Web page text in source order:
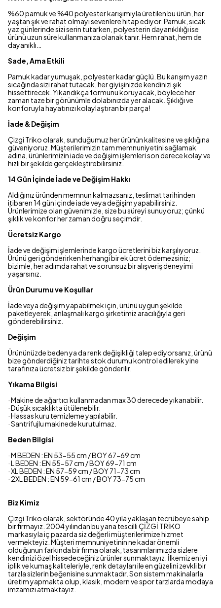
%60 pamuk ve %40 polyester karışımıyla üretilen bu ürün, her
yaştan şık ve rahat olmayı sevenlere hitap ediyor. Pamuk, sıcak
yaz günlerinde sizi serin tutarken, polyesterin dayanıklılığı ise
ürünü uzun süre kullanmanıza olanak tanır. Hem rahat, hem de
dayanıklı…
Sade, Ama Etkili
Pamuk kadar yumuşak, polyester kadar güçlü. Bu karışım yazın
sıcağında sizi rahat tutacak, her giyişinizde kendinizi şık
hissettirecek. Yıkandıkça formunu koruyacak, böylece her
zaman taze bir görünümle dolabınızda yer alacak. Şıklığı ve
konforuyla hayatınızı kolaylaştıran bir parça!
İade & Değişim
Çizgi Triko olarak, sunduğumuz her ürünün kalitesine ve şıklığına
güveniyoruz. Müşterilerimizin tam memnuniyetini sağlamak
adına, ürünlerimizin iade ve değişim işlemleri son derece kolay ve
hızlı bir şekilde gerçekleştirebilirsiniz.
14 Gün İçinde İade ve Değişim Hakkı
Aldığınız üründen memnun kalmazsanız, teslimat tarihinden
itibaren 14 gün içinde iade veya değişim yapabilirsiniz.
Ürünlerimize olan güvenimizle, size bu süreyi sunuyoruz; çünkü
şıklık ve konfor her zaman doğru seçimdir.
Ücretsiz Kargo
İade ve değişim işlemlerinde kargo ücretlerini biz karşılıyoruz.
Ürünü geri gönderirken herhangi bir ek ücret ödemezsiniz;
bizimle, her adımda rahat ve sorunsuz bir alışveriş deneyimi
yaşarsınız.
Ürün Durumu ve Koşullar
İade veya değişim yapabilmek için, ürünü uygun şekilde
paketleyerek, anlaşmalı kargo şirketimiz aracılığıyla geri
gönderebilirsiniz.
Değişim
Ürününüzde beden ya da renk değişikliği talep ediyorsanız, ürünü
bize gönderdiğiniz tarihte stok durumu kontrol edilerek yine
tarafınıza ücretsiz bir şekilde gönderilir.
Yıkama Bilgisi
· Makine de ağartıcı kullanmadan max 30 derecede yıkanabilir.
· Düşük sıcaklıkta ütülenebilir.
· Hassas kuru temizleme yapılabilir.
· Santrifujlu makinede kurutulmaz.
Beden Bilgisi
· M BEDEN : EN 53-55 cm / BOY 67-69 cm
· L BEDEN : EN 55-57 cm / BOY 69-71 cm
· XL BEDEN : EN 57-59 cm / BOY 71-73 cm
· 2XL BEDEN : EN 59-61 cm / BOY 73-75 cm
Biz Kimiz
Çizgi Triko olarak, sektöründe 40 yıla yaklaşan tecrübeye sahip
bir firmayız. 2004 yılından bu yana tescilli ÇİZGİ TRİKO
markasıyla iç pazarda siz değerli müşterilerimize hizmet
vermekteyiz. Müşteri memnuniyetinin ne kadar önemli
olduğunun farkında bir firma olarak, tasarımlarımızda sizlere
kendinizi özel hissedeceğiniz ürünler sunmaktayız. İlkemiz en iyi
iplik ve kumaş kaliteleriyle, renk detayları ile en güzelini zevkli bir
tarzla sizlerin beğenisine sunmaktadır. Son sistem makinalarla
üretim yapmakta olup, klasik, modern ve spor tarzlarda modaya
imzamızı atmaktayız.